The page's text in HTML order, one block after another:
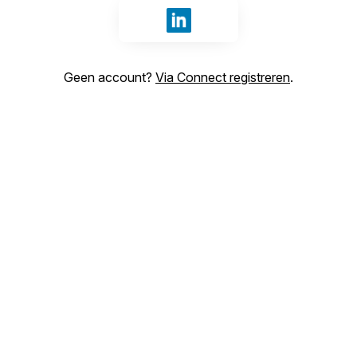
Inloggen met LinkedIn
Geen account? Via Connect registreren.